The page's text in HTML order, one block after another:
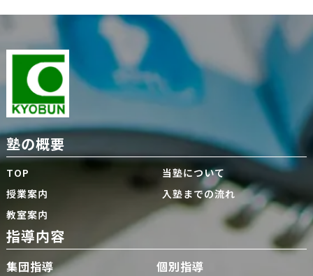
塾の概要
TOP
授業案内
教室案内
当塾について
入塾までの流れ
指導内容
集団指導 個別指導